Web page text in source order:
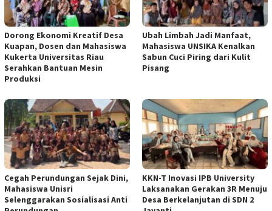
Dorong Ekonomi Kreatif Desa
Kuapan, Dosen dan Mahasiswa
Kukerta Universitas Riau
Serahkan Bantuan Mesin
Produksi
Ubah Limbah Jadi Manfaat,
Mahasiswa UNSIKA Kenalkan
Sabun Cuci Piring dari Kulit
Pisang
Cegah Perundungan Sejak Dini,
Mahasiswa Unisri
Selenggarakan Sosialisasi Anti
KKN-T Inovasi IPB University
Laksanakan Gerakan 3R Menuju
Desa Berkelanjutan di SDN 2